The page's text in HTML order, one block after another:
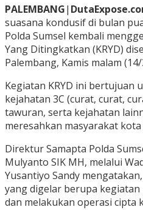
PALEMBANG|
suasana kondusif di bulan
Polda Sumsel kembali
Yang Ditingkatkan (KRYD)
Palembang, Kamis malam
Kegiatan KRYD ini bertujuan
kejahatan 3C (curat, curat,
tawuran, serta kejahatan
meresahkan masyarakat kota
Direktur Samapta Polda
Mulyanto SIK MH, melalui
Yusantiyo Sandy
yang digelar berupa
dan melakukan operasi cipta